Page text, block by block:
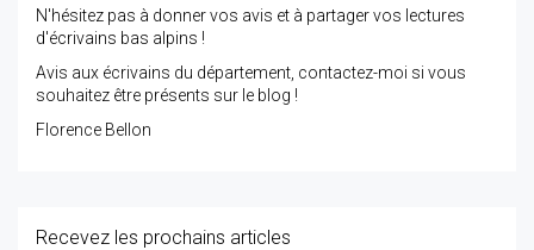
N'hésitez pas à donner vos avis et à partager vos lectures
d'écrivains bas alpins !
Avis aux écrivains du département, contactez-moi si vous
souhaitez être présents sur le blog !
Florence Bellon
Recevez les prochains articles